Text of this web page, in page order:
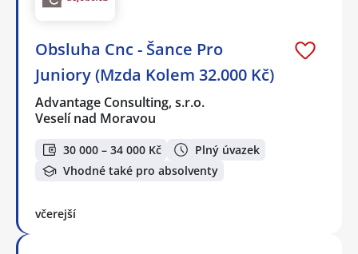
Obsluha Cnc - Šance Pro
Juniory (Mzda Kolem 32.000 Kč)
Advantage Consulting, s.r.o.
Veselí nad Moravou
30 000 – 34 000 Kč
Plný úvazek
Vhodné také pro absolventy
včerejší